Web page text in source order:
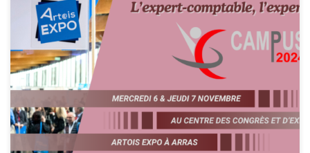
Présanse Hauts-de-France et ses Services de Prévention et Santé
au Travail participeront au Campus des Experts Comptables les 6
et 7 novembre prochain à Artois Expo (Saint Laurent Blangy). A
cette occasion, nos conseillers seront présents sur stand et
animeront un atelier : « Comment orienter vos clients sur les
enjeux de prévention […]